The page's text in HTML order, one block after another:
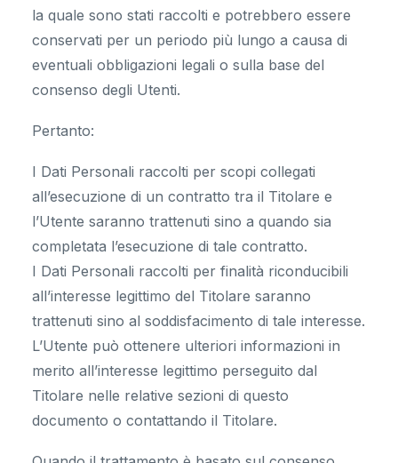
la quale sono stati raccolti e potrebbero essere
conservati per un periodo più lungo a causa di
eventuali obbligazioni legali o sulla base del
consenso degli Utenti.
Pertanto:
I Dati Personali raccolti per scopi collegati
all’esecuzione di un contratto tra il Titolare e
l’Utente saranno trattenuti sino a quando sia
completata l’esecuzione di tale contratto.
I Dati Personali raccolti per finalità riconducibili
all’interesse legittimo del Titolare saranno
trattenuti sino al soddisfacimento di tale interesse.
L’Utente può ottenere ulteriori informazioni in
merito all’interesse legittimo perseguito dal
Titolare nelle relative sezioni di questo
documento o contattando il Titolare.